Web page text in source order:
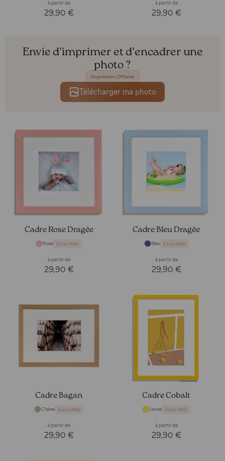
à partir de
29,90 €
à partir de
29,90 €
Envie d'imprimer et d'encadrer une
photo ?
Impression Offerte
Télécharger ma photo
Cadre Rose Dragée
Rose Exclu Web
à partir de
29,90 €
Cadre Bleu Dragée
Bleu Exclu Web
à partir de
29,90 €
Cadre Bagan
Chêne Exclu Web
à partir de
29,90 €
Cadre Cobalt
Jaune Exclu Web
à partir de
29,90 €